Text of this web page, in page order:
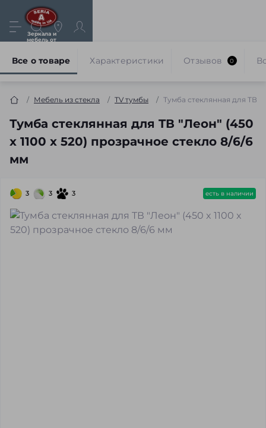
Зеркала и
мебель от
Мебель из стекла TV тумбы Тумба стеклянная для TВ
Тумба стеклянная для TВ "Леон" (450
x 1100 x 520) прозрачное стекло 8/6/6
мм
Все о товаре Характеристики Отзывов 0
3 3 3 есть в наличии